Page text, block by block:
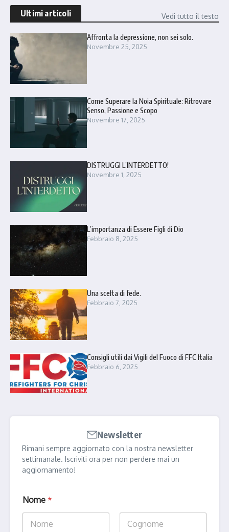
Ultimi articoli Vedi tutto il testo
Affronta la depressione, non sei solo.
Novembre 25, 2025
Come Superare la Noia Spirituale: Ritrovare
Senso, Passione e Scopo
Novembre 17, 2025
DISTRUGGI L’INTERDETTO!
Novembre 1, 2025
L’importanza di Essere Figli di Dio
Febbraio 8, 2025
Una scelta di fede.
Febbraio 7, 2025
Consigli utili dai Vigili del Fuoco di FFC Italia
Febbraio 6, 2025
Newsletter
Rimani sempre aggiornato con la nostra newsletter
settimanale. Iscriviti ora per non perdere mai un
aggiornamento!
Nome *